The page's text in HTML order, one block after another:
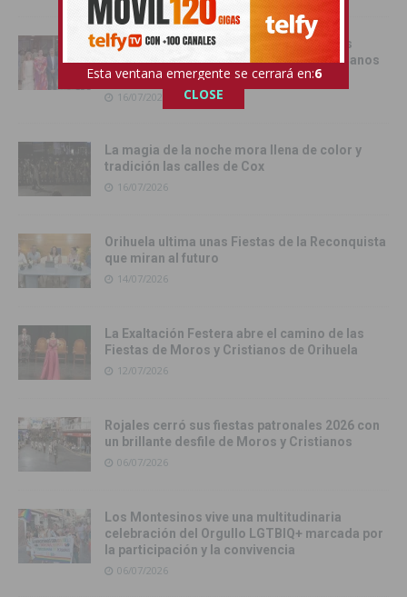
Orihuela recibe oficialmente a los cargos
festeros de las Fiestas de Moros y Cristianos
2026
16/07/2026
La magia de la noche mora llena de color y
tradición las calles de Cox
16/07/2026
Orihuela ultima unas Fiestas de la Reconquista
que miran al futuro
14/07/2026
La Exaltación Festera abre el camino de las
Fiestas de Moros y Cristianos de Orihuela
12/07/2026
Rojales cerró sus fiestas patronales 2026 con
un brillante desfile de Moros y Cristianos
06/07/2026
Los Montesinos vive una multitudinaria
celebración del Orgullo LGTBIQ+ marcada por
la participación y la convivencia
06/07/2026
Esta ventana emergente se cerrará en:4
CLOSE